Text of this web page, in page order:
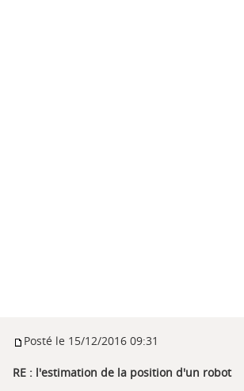
Posté le 15/12/2016 09:31
RE : l'estimation de la position d'un robot